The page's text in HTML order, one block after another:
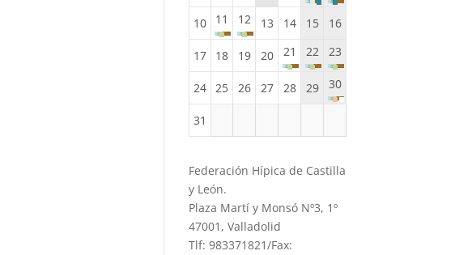
10 11 12 13 14 15 16
17 18 19 20 21 22 23
24 25 26 27 28 29 30
31
Federación Hípica de Castilla
y León.
Plaza Martí y Monsó Nº3, 1º
47001, Valladolid
Tlf: 983371821/Fax: